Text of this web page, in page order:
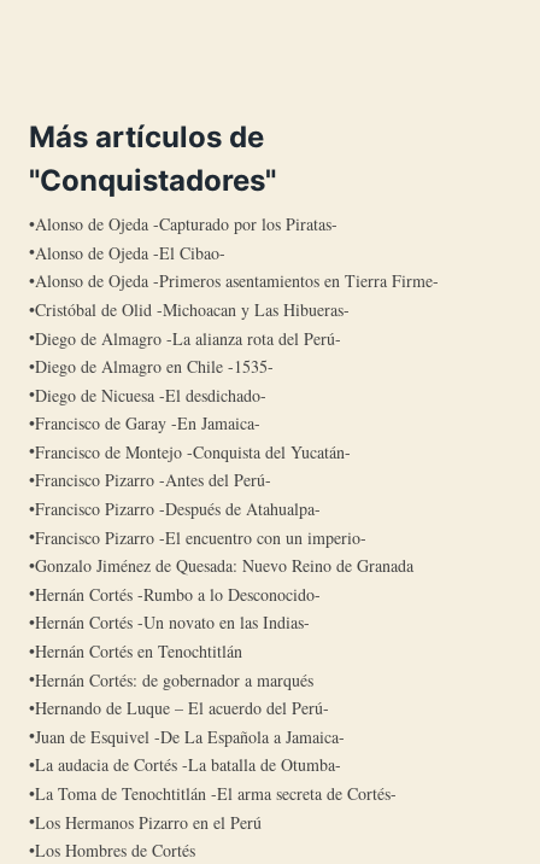
Más artículos de
"Conquistadores"
Alonso de Ojeda -Capturado por los Piratas-
Alonso de Ojeda -El Cibao-
Alonso de Ojeda -Primeros asentamientos en Tierra Firme-
Cristóbal de Olid -Michoacan y Las Hibueras-
Diego de Almagro -La alianza rota del Perú-
Diego de Almagro en Chile -1535-
Diego de Nicuesa -El desdichado-
Francisco de Garay -En Jamaica-
Francisco de Montejo -Conquista del Yucatán-
Francisco Pizarro -Antes del Perú-
Francisco Pizarro -Después de Atahualpa-
Francisco Pizarro -El encuentro con un imperio-
Gonzalo Jiménez de Quesada: Nuevo Reino de Granada
Hernán Cortés -Rumbo a lo Desconocido-
Hernán Cortés -Un novato en las Indias-
Hernán Cortés en Tenochtitlán
Hernán Cortés: de gobernador a marqués
Hernando de Luque – El acuerdo del Perú-
Juan de Esquivel -De La Española a Jamaica-
La audacia de Cortés -La batalla de Otumba-
La Toma de Tenochtitlán -El arma secreta de Cortés-
Los Hermanos Pizarro en el Perú
Los Hombres de Cortés